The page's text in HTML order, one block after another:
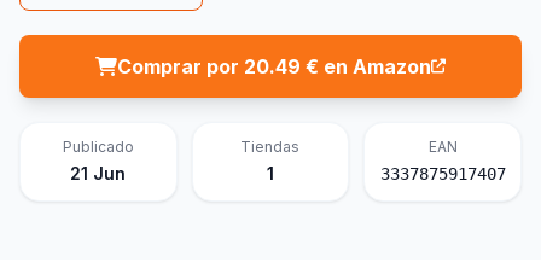
Comprar por 20.49 € en Amazon
Publicado
21 Jun
Tiendas
1
EAN
3337875917407